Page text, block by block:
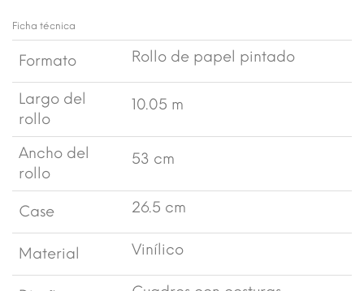
Ficha técnica
Formato Rollo de papel pintado
Largo del
rollo
10.05 m
Ancho del
rollo
53 cm
Case 26.5 cm
Material Vinílico